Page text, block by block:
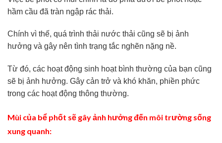
hầm cầu đã tràn ngập rác thải.
Chính vì thế, quá trình thải nước thải cũng sẽ bị ảnh
hưởng và gây nên tình trạng tắc nghẽn nặng nề.
Từ đó, các hoạt động sinh hoạt bình thường của bạn cũng
sẽ bị ảnh hưởng. Gây cản trở và khó khăn, phiền phức
trong các hoạt động thông thường.
Mùi của bể phốt sẽ gây ảnh hưởng đến môi trường sống
xung quanh: